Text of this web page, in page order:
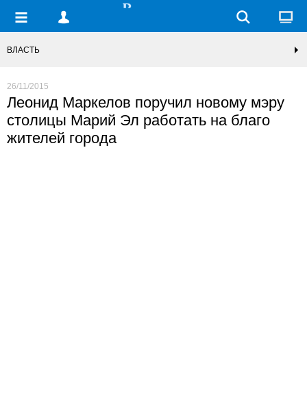
ВЛАСТЬ
26/11/2015
Леонид Маркелов поручил новому мэру
столицы Марий Эл работать на благо
жителей города